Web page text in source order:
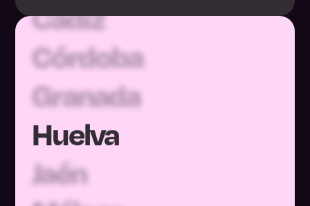
Córdoba
Granada
Huelva
Jaén
Málaga